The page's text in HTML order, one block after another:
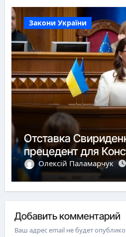
Закони України
Отставка
прецедент для
Олексій Паламарчук
Добавить комментарий
Ваш адрес email не будет